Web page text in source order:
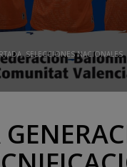
,SELECCIONES NACIONALES